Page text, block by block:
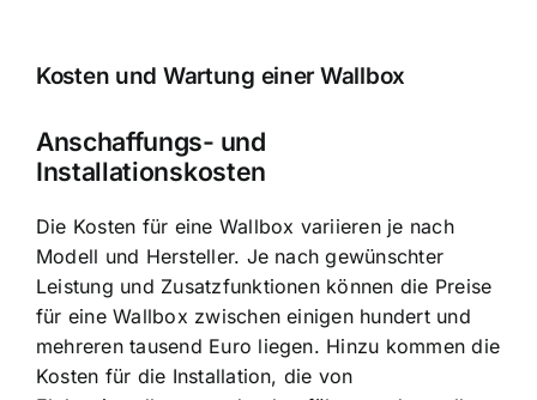
Kosten und Wartung einer Wallbox
Anschaffungs- und
Installationskosten
Die Kosten für eine Wallbox variieren je nach
Modell und Hersteller. Je nach gewünschter
Leistung und Zusatzfunktionen können die Preise
für eine Wallbox zwischen einigen hundert und
mehreren tausend Euro liegen. Hinzu kommen die
Kosten für die Installation, die von